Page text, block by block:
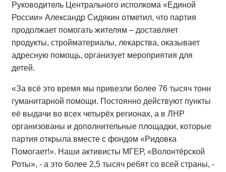
Руководитель Центрального исполкома «Единой
России» Александр Сидякин отметил, что партия
продолжает помогать жителям – доставляет
продукты, стройматериалы, лекарства, оказывает
адресную помощь, организует мероприятия для
детей.
«За всё это время мы привезли более 76 тысяч тонн
гуманитарной помощи. Постоянно действуют пункты
её выдачи во всех четырёх регионах, а в ЛНР
организованы и дополнительные площадки, которые
партия открыла вместе с фондом «Ридовка
Помогает!». Наши активисты МГЕР, «Волонтёрской
Роты», - а это более 2,5 тысяч ребят со всей страны, -